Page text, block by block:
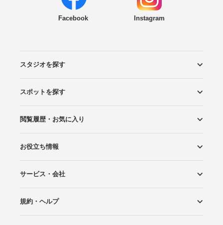
Facebook Instagram
スタジオを探す
エリアから探す
こだわりから探す
NEW PHOTO STYLE
プランから探す
フォトタイプ診断
フォトグラファーから探す
国内リゾートから探す
スポットを探す
ロケーションから探す
スタジオから探す
閲覧履歴・お気に入り
閲覧スタジオ
お気に入り
お役立ち情報
Wedding Photo マガジン
はじめてガイド
サービス・会社
Photoraitとは
スタジオの掲載について
お問い合わせ
運営会社
サイトマップ
規約・ヘルプ